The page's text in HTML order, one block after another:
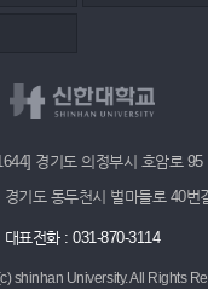
경기도 의정부시 호암로 95
기도 동두천시 벌마들로 40번
대표전화 : 031-870-3114
shinhan University.All Rights